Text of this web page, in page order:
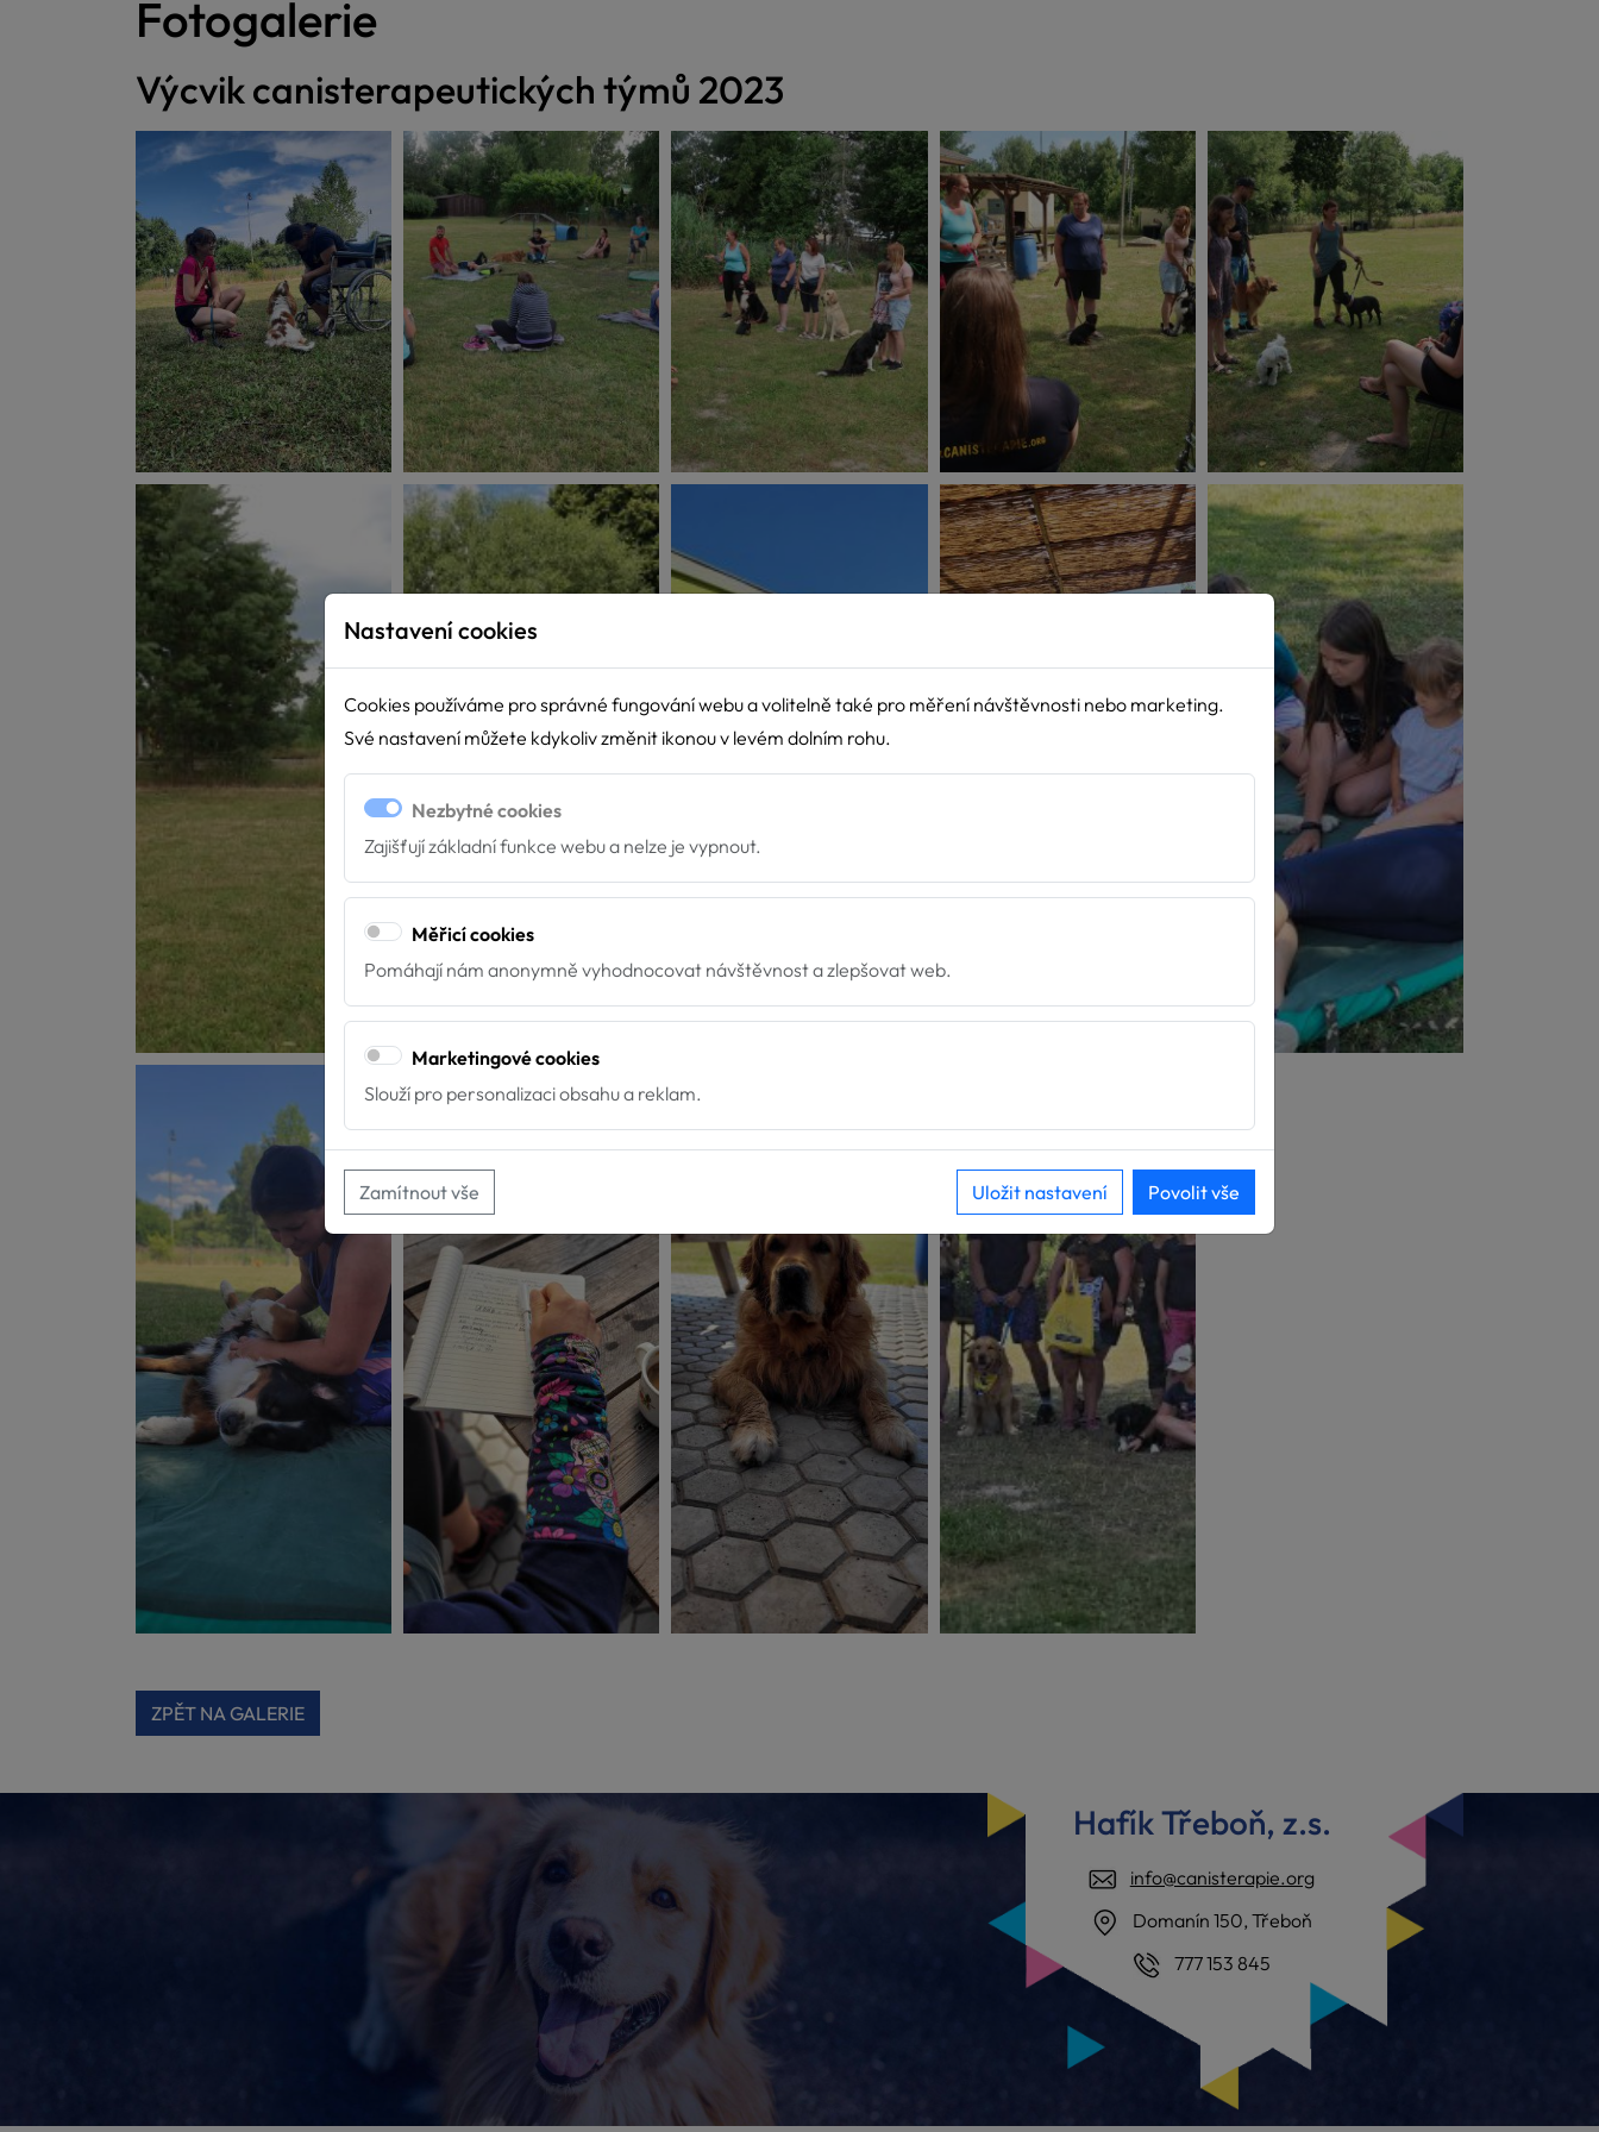
Fotogalerie
Výcvik canisterapeutických týmů 2023
ZPĚT NA GALERIE
Hafík Třeboň, z.s.
info@canisterapie.org
Domanín 150, Třeboň
777 153 845
Nastavení cookies
Cookies používáme pro správné fungování webu a volitelně také pro měření návštěvnosti nebo marketing.
Své nastavení můžete kdykoliv změnit ikonou v levém dolním rohu.
Nezbytné cookies
Zajišťují základní funkce webu a nelze je vypnout.
Měřicí cookies
Pomáhají nám anonymně vyhodnocovat návštěvnost a zlepšovat web.
Marketingové cookies
Slouží pro personalizaci obsahu a reklam.
Zamítnout vše Uložit nastavení Povolit vše